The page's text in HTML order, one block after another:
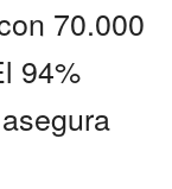
70.000
94%